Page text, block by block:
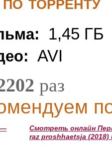
1,45 ГБ
AVI
раз
— Смотреть онлайн
raz proshhaetsja